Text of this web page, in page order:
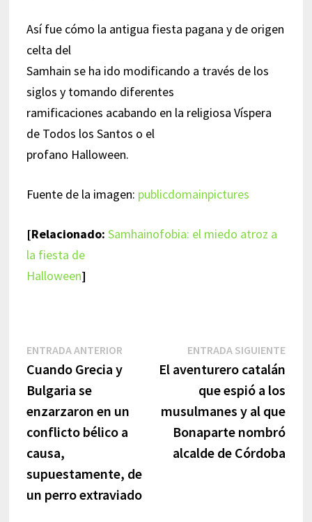
Así fue cómo la antigua fiesta pagana y de origen
celta del
Samhain se ha ido modificando a través de los
siglos y tomando diferentes
ramificaciones acabando en la religiosa Víspera
de Todos los Santos o el
profano Halloween.
Fuente de la imagen: publicdomainpictures
[Relacionado: Samhainofobia: el miedo atroz a
la fiesta de
Halloween]
Navegación
de
entradas
ENTRADA ANTERIOREntrada
anterior:
Cuando Grecia y
Bulgaria se
enzarzaron en un
conflicto bélico a
causa,
supuestamente, de
un perro extraviado
ENTRADA SIGUIENTE
El aventurero catalán
que espió a los
musulmanes y al que
Bonaparte nombró
alcalde de Córdoba